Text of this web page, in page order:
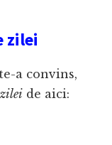
zilei
a convins,
de aici: